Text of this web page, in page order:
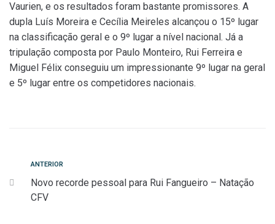
Vaurien, e os resultados foram bastante promissores. A
dupla Luís Moreira e Cecília Meireles alcançou o 15º lugar
na classificação geral e o 9º lugar a nível nacional. Já a
tripulação composta por Paulo Monteiro, Rui Ferreira e
Miguel Félix conseguiu um impressionante 9º lugar na geral
e 5º lugar entre os competidores nacionais.
Navegação
de
Anterior
ANTERIOR
Novo recorde pessoal para Rui Fangueiro – Natação
CFV